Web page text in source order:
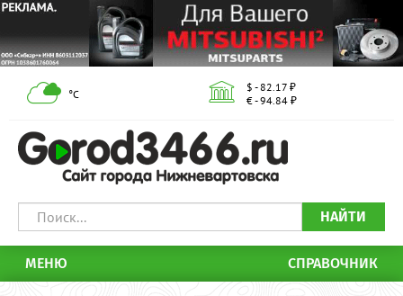
°С
$ - 82.17 ₽
€ - 94.84 ₽
НАЙТИ
МЕНЮ СПРАВОЧНИК